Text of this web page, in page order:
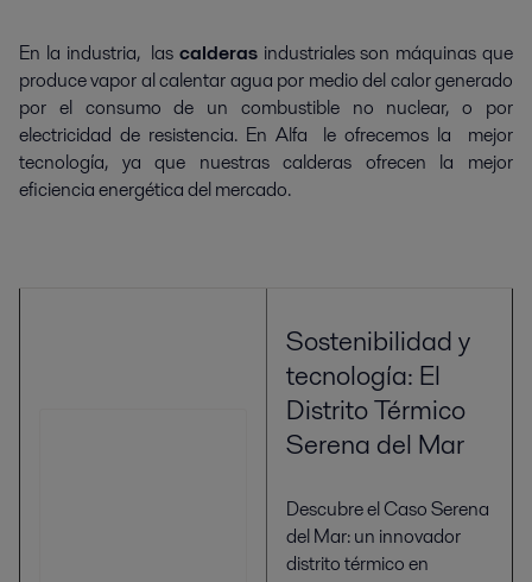
En la industria, las calderasindustriales son máquinas que
produce vapor al calentar agua por medio del calor generado
por el consumo de un combustible no nuclear, o por
electricidad de resistencia. En Alfa le ofrecemos la mejor
tecnología, ya que nuestras calderas ofrecen la mejor
eficiencia energética del mercado.
Sostenibilidad y
tecnología: El
Distrito Térmico
Serena del Mar
Descubre el Caso Serena
del Mar: un innovador
distrito térmico en